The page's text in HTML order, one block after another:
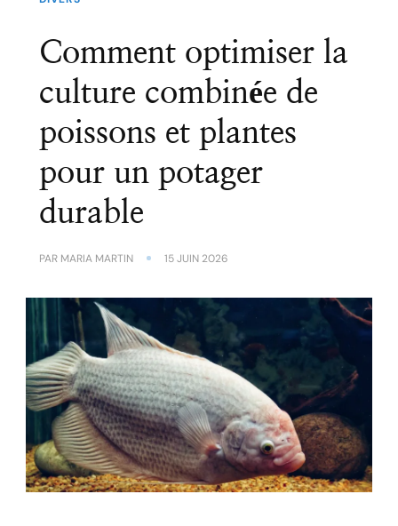
Comment optimiser la
culture combinée de
poissons et plantes
pour un potager
durable
PAR MARIA MARTIN 15 JUIN 2026